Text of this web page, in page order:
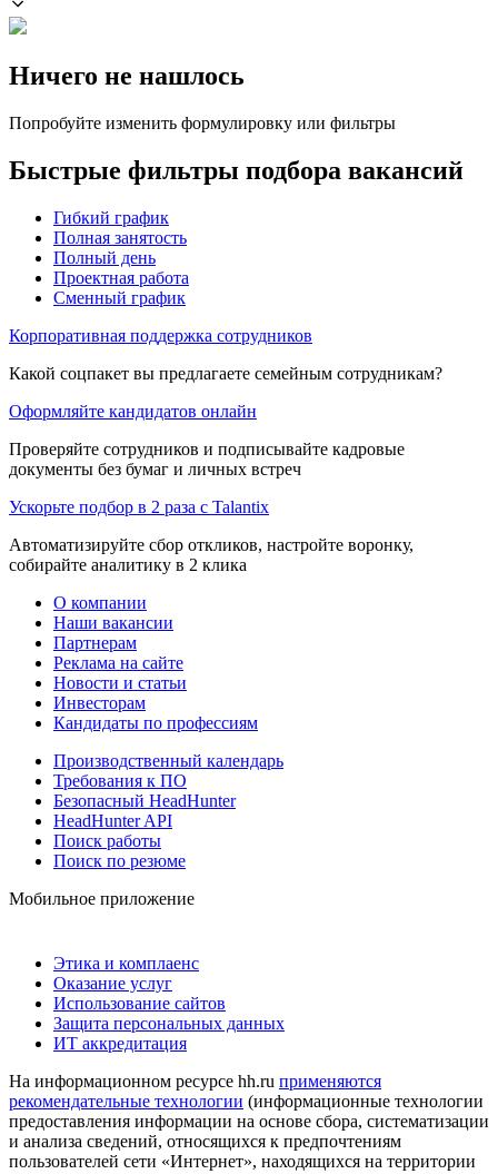
Ничего не нашлось
Попробуйте изменить формулировку или фильтры
Быстрые фильтры подбора вакансий
Гибкий график
Полная занятость
Полный день
Проектная работа
Сменный график
Корпоративная поддержка сотрудников
Какой соцпакет вы предлагаете семейным сотрудникам?
Оформляйте кандидатов онлайн
Проверяйте сотрудников и подписывайте кадровые
документы без бумаг и личных встреч
Ускорьте подбор в 2 раза с Talantix
Автоматизируйте сбор откликов, настройте воронку,
собирайте аналитику в 2 клика
О компании
Наши вакансии
Партнерам
Реклама на сайте
Новости и статьи
Инвесторам
Кандидаты по профессиям
Производственный календарь
Требования к ПО
Безопасный HeadHunter
HeadHunter API
Поиск работы
Поиск по резюме
Мобильное приложение
Этика и комплаенс
Оказание услуг
Использование сайтов
Защита персональных данных
ИТ аккредитация
На информационном ресурсе hh.ru применяются
рекомендательные технологии (информационные технологии
предоставления информации на основе сбора, систематизации
и анализа сведений, относящихся к предпочтениям
пользователей сети «Интернет», находящихся на территории